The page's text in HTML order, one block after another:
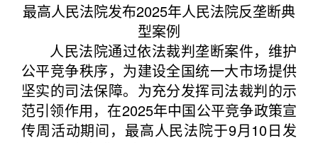
最高人民法院发布2025年人民法院反垄断典
型案例
人民法院通过依法裁判垄断案件，维护
公平竞争秩序，为建设全国统一大市场提供
坚实的司法保障。为充分发挥司法裁判的示
范引领作用，在2025年中国公平竞争政策宣
传周活动期间，最高人民法院于9月10日发